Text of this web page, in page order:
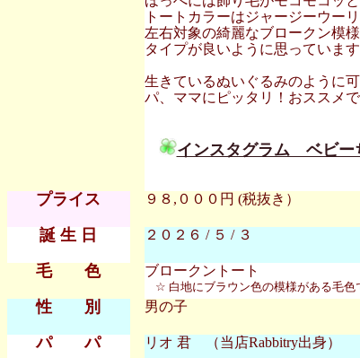
トートカラーはジャージーウー
左右対象の綺麗なブロークン模
タイプが良いように思っていま
生きているぬいぐるみのように
パ、ママにピッタリ！おススメ
インスタグラム ベビー
プライス ９８,０００円 (税抜き）
誕 生 日 ２０２６ / ５ / ３
毛 色 ブロークントート
☆ 白地にブラウン色の模様がある毛色
性 別 男の子
パ パ リオ 君 （当店Rabbitry出身）